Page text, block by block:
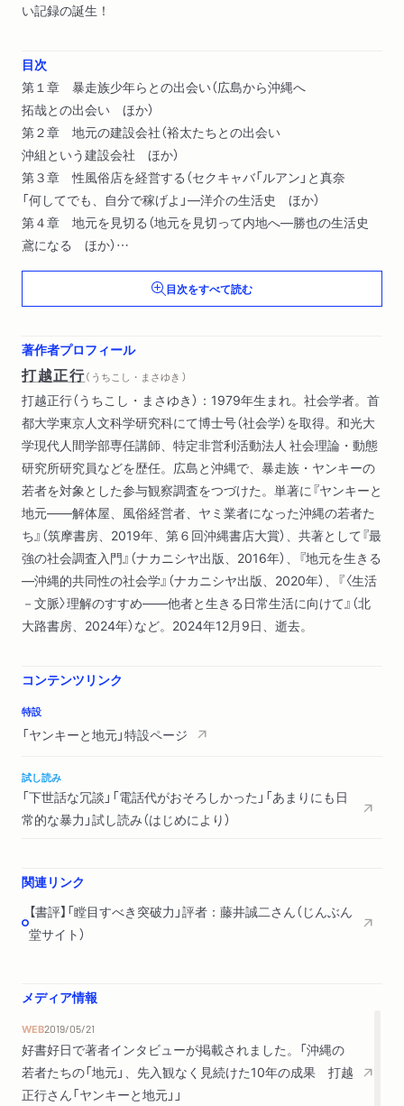
い記録の誕生！
目次
第１章 暴走族少年らとの出会い（広島から沖縄へ
拓哉との出会い ほか）
第２章 地元の建設会社（裕太たちとの出会い
沖組という建設会社 ほか）
第３章 性風俗店を経営する（セクキャバ「ルアン」と真奈
「何してでも、自分で稼げよ」―洋介の生活史 ほか）
第４章 地元を見切る（地元を見切って内地へ―勝也の生活史
鳶になる ほか）
第５章 アジトの仲間、そして家族（家出からアジトへ―良夫の
「自分、親いないんっすよ」―良哉の生活史 ほか）
目次をすべて読む
著作者プロフィール
打越正行（ うちこし・まさゆき ）
打越正行（うちこし・まさゆき）：1979年生まれ。社会学者。首
都大学東京人文科学研究科にて博士号（社会学）を取得。和光大
学現代人間学部専任講師、特定非営利活動法人 社会理論・動態
研究所研究員などを歴任。広島と沖縄で、暴走族・ヤンキーの
若者を対象とした参与観察調査をつづけた。単著に『ヤンキーと
地元――解体屋、風俗経営者、ヤミ業者になった沖縄の若者た
ち』（筑摩書房、2019年、第６回沖縄書店大賞）、共著として『最
強の社会調査入門』（ナカニシヤ出版、2016年）、『地元を生きる
―沖縄的共同性の社会学』（ナカニシヤ出版、2020年）、『〈生活
－文脈〉理解のすすめ――他者と生きる日常生活に向けて』（北
大路書房、2024年）など。2024年12月9日、逝去。
コンテンツリンク
特設
「ヤンキーと地元」特設ページ
試し読み
「下世話な冗談」「電話代がおそろしかった」「あまりにも日
常的な暴力」試し読み（はじめにより）
関連リンク
【書評】「瞠目すべき突破力」評者：藤井誠二さん（じんぶん
堂サイト）
メディア情報
WEB2019/05/21
好書好日で著者インタビューが掲載されました。「沖縄の
若者たちの「地元」、先入観なく見続けた10年の成果 打越
正行さん「ヤンキーと地元」」